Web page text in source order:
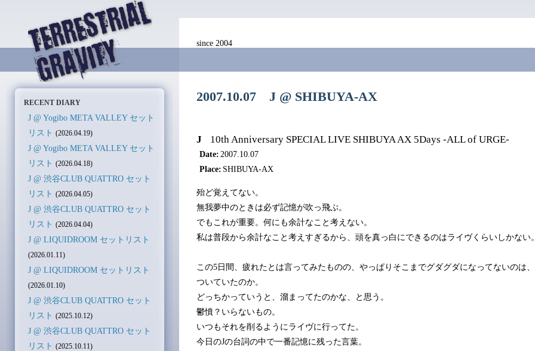
since 2004
2007.10.07 J @ SHIBUYA-AX
J 10th Anniversary SPECIAL LIVE SHIBUYA AX 5Days -ALL of URGE-
Date: 2007.10.07
Place: SHIBUYA-AX
殆ど覚えてない。
無我夢中のときは必ず記憶が吹っ飛ぶ。
でもこれが重要。何にも余計なこと考えない。
私は普段から余計なこと考えすぎるから、頭を真っ白にできるのはライヴくらいしかない。
この5日間、疲れたとは言ってみたものの、やっぱりそこまでグダグダになってないのは
ついていたのか。
どっちかっていうと、溜まってたのかな、と思う。
鬱憤？いらないもの。
いつもそれを削るようにライヴに行ってた。
今日のJの台詞の中で一番記憶に残った言葉。
RECENT DIARY
J @ Yogibo META VALLEY セット
リスト (2026.04.19)
J @ Yogibo META VALLEY セット
リスト (2026.04.18)
J @ 渋谷CLUB QUATTRO セット
リスト (2026.04.05)
J @ 渋谷CLUB QUATTRO セット
リスト (2026.04.04)
J @ LIQUIDROOM セットリスト
(2026.01.11)
J @ LIQUIDROOM セットリスト
(2026.01.10)
J @ 渋谷CLUB QUATTRO セット
リスト (2025.10.12)
J @ 渋谷CLUB QUATTRO セット
リスト (2025.10.11)